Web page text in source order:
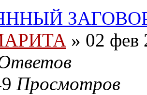
» 02 фев
Просмотров